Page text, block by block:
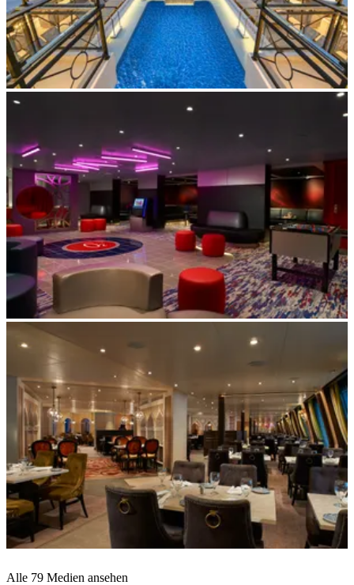
Alle 79 Medien ansehen